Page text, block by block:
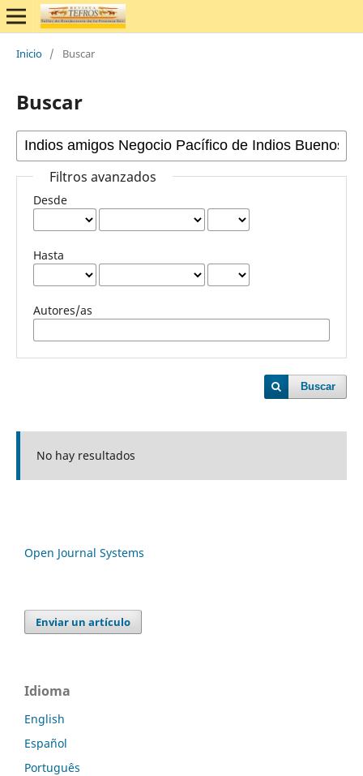
Inicio / Buscar
Buscar
Filtros avanzados
Desde
Hasta
Autores/as
Buscar
No hay resultados
Open Journal Systems
Enviar un artículo
Idioma
English
Español
Português